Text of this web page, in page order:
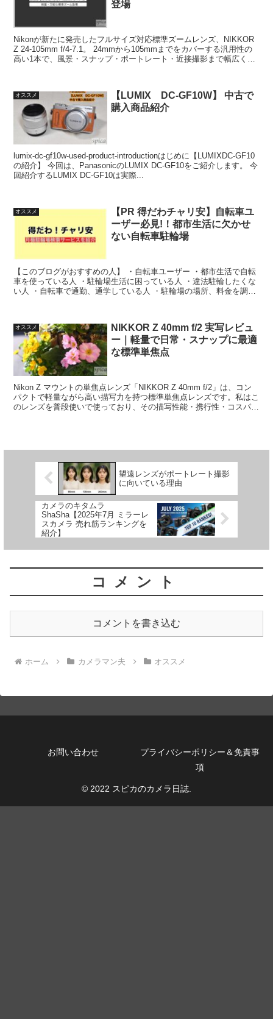
登場
Nikonが新たに発売したフルサイズ対応標準ズームレンズ、NIKKOR
Z 24-105mm f/4-7.1。 24mmから105mmまでをカバーする汎用性の
高い1本で、風景・スナップ・ポートレート・近接撮影まで幅広く対
オススメ
【LUMIX DC-GF10W】 中古で
購入商品紹介
lumix-dc-gf10w-used-product-introductionはじめに【LUMIXDC-GF10
の紹介】 今回は、PanasonicのLUMIX DC-GF10をご紹介します。 今
回紹介するLUMIX DC-GF10は実際...
オススメ
【PR 得だわチャリ安】自転車ユ
ーザー必見!！都市生活に欠かせ
ない自転車駐輪場
【このブログがおすすめの人】 ・自転車ユーザー ・都市生活で自転
車を使っている人 ・駐輪場生活に困っている人 ・違法駐輪したくな
い人 ・自転車で通勤、通学している人 ・駐輪場の場所、料金を調べ
オススメ
NIKKOR Z 40mm f/2 実写レビュ
ー｜軽量で日常・スナップに最適
な標準単焦点
Nikon Z マウントの単焦点レンズ「NIKKOR Z 40mm f/2」は、コン
パクトで軽量ながら高い描写力を持つ標準単焦点レンズです。私はこ
のレンズを普段使いで使っており、その描写性能・携行性・コスパの
望遠レンズがポートレート撮影
に向いている理由
カメラのキタムラ
ShaSha【2025年7月 ミラーレ
スカメラ 売れ筋ランキングを
紹介】
コメント
コメントを書き込む
ホーム カメラマン夫 オススメ
お問い合わせ
プライバシーポリシー＆免責事
項
© 2022 スピカのカメラ日誌.